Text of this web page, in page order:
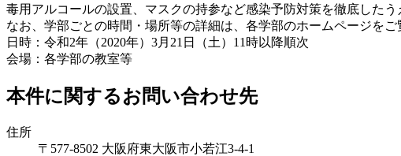
毒用アルコールの設置、マスクの持参など感染予防対策を徹底したう
なお、学部ごとの時間・場所等の詳細は、各学部のホームページをご
日時：令和2年（2020年）3月21日（土）11時以降順次
会場：各学部の教室等
本件に関するお問い合わせ先
住所
〒577-8502 大阪府東大阪市小若江3-4-1